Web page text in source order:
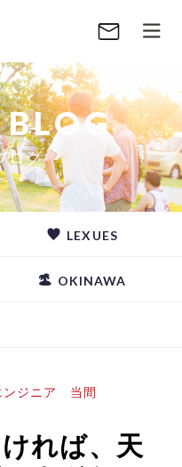
BLOG
ログ
LEXUES
OKINAWA
ンジニア 当間
ければ、天